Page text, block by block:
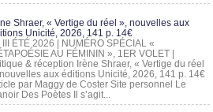
Shraer, « Vertige du réel », nouvelles aux
Unicité, 2026, 141 p. 14€
III ÉTÉ 2026 | NUMÉRO SPÉCIAL «
AU FÉMININ », 1ER VOLET |
& réception Irène Shraer, « Vertige du réel
aux éditions Unicité, 2026, 141 p. 14€
par Maggy de Coster Site personnel Le
Des Poètes Il s’agit...